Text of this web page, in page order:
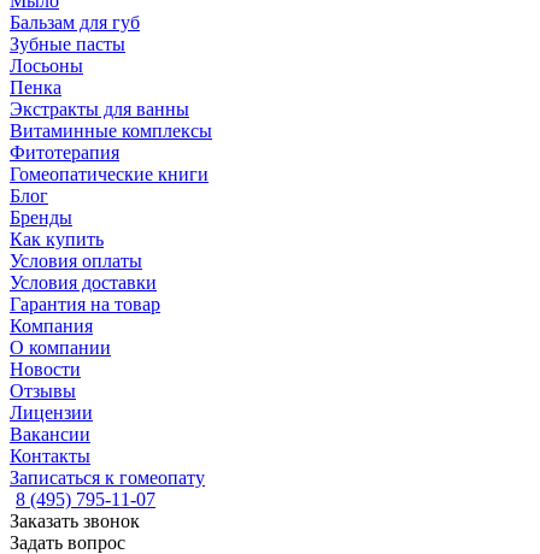
Бальзам для губ
Зубные пасты
Лосьоны
Пенка
Экстракты для ванны
Витаминные комплексы
Фитотерапия
Гомеопатические книги
Блог
Бренды
Как купить
Условия оплаты
Условия доставки
Гарантия на товар
Компания
О компании
Новости
Отзывы
Лицензии
Вакансии
Контакты
Записаться к гомеопату
8 (495) 795-11-07
Заказать звонок
Задать вопрос